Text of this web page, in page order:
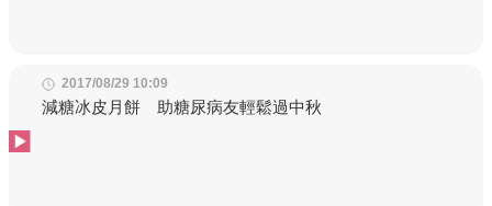
2017/08/29 10:09
減糖冰皮月餅 助糖尿病友輕鬆過中秋